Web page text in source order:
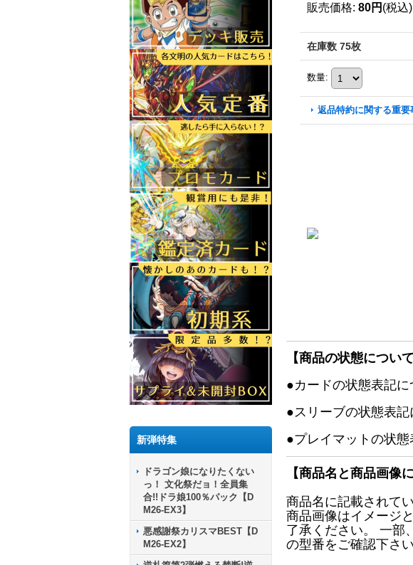
新弾特集
ドラゴン娘になりたくない
っ！ 文化祭だョ！全員集
合!!ドラ娘100％パック【D
M26-EX3】
悪感謝祭カリスマBEST【D
M26-EX2】
販売価格: 80円 (税込)
在庫数 75枚
数量:
返品特約に関する重要
【商品の状態について
●カードの状態表記
●スリーブの状態表
●プレイマットの状
【商品名と商品画像
商品名に記載されて
商品画像はイメージ
了承ください。 一部
の型番をご確認下さい